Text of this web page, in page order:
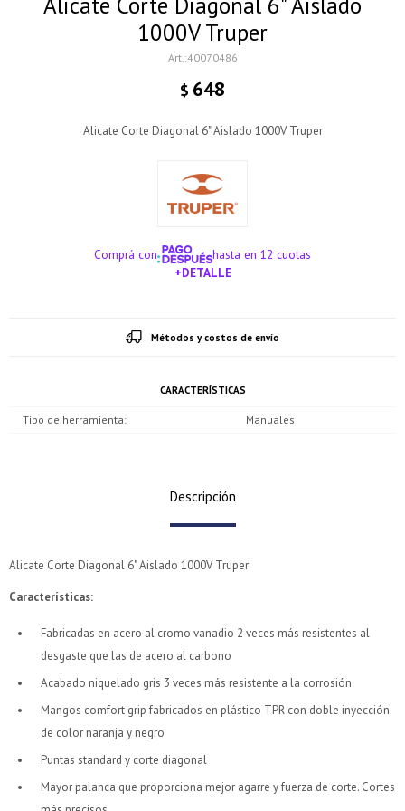
1000V Truper
40070486
$ 648
Alicate Corte Diagonal 6" Aislado 1000V Truper
Comprá con
hasta en 12 cuotas
+DETALLE
Métodos y costos de envío
CARACTERÍSTICAS
Tipo de herramienta Manuales
Descripción
Alicate Corte Diagonal 6" Aislado 1000V Truper
Características:
Fabricadas en acero al cromo vanadio 2 veces más resistentes al
desgaste que las de acero al carbono
Acabado niquelado gris 3 veces más resistente a la corrosión
Mangos comfort grip fabricados en plástico TPR con doble inyección
de color naranja y negro
Puntas standard y corte diagonal
Mayor palanca que proporciona mejor agarre y fuerza de corte. Cortes
Comprá ahora y Pagá
Después, hasta en 12
cuotas y sin tocar tu
¡Sumate a la forma más ágil de comprar!
Comprá en 3 cuotas sin recargo o hasta en 12
* sujeto aprobación crediticia.
Verifica si estás calificado para comprar con Pago
Después:
Cédula de identidad
Estás calificado para comprar usando Pago Después.
Comprá ahora y Pagá
Después, hasta en 12
cuotas y sin tocar tu
¡Sumate a la forma más ágil de comprar!
Comprá en 3 cuotas sin recargo o hasta en 12
* sujeto aprobación crediticia.
Verifica si estás calificado para comprar con Pago
Después:
Cédula de identidad
Estás calificado para comprar usando Pago Después.